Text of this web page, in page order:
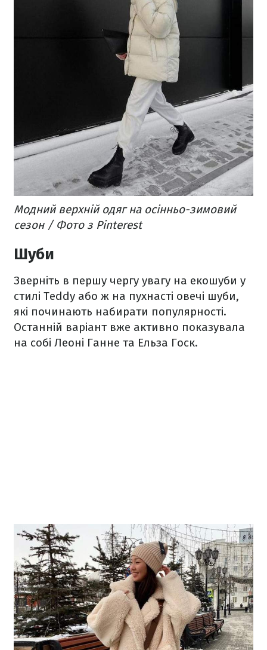
Модний верхній одяг на осінньо-зимовий
сезон / Фото з Pinterest
Шуби
Зверніть в першу чергу увагу на екошуби у
стилі Teddy або ж на пухнасті овечі шуби,
які починають набирати популярності.
Останній варіант вже активно показувала
на собі Леоні Ганне та Ельза Госк.